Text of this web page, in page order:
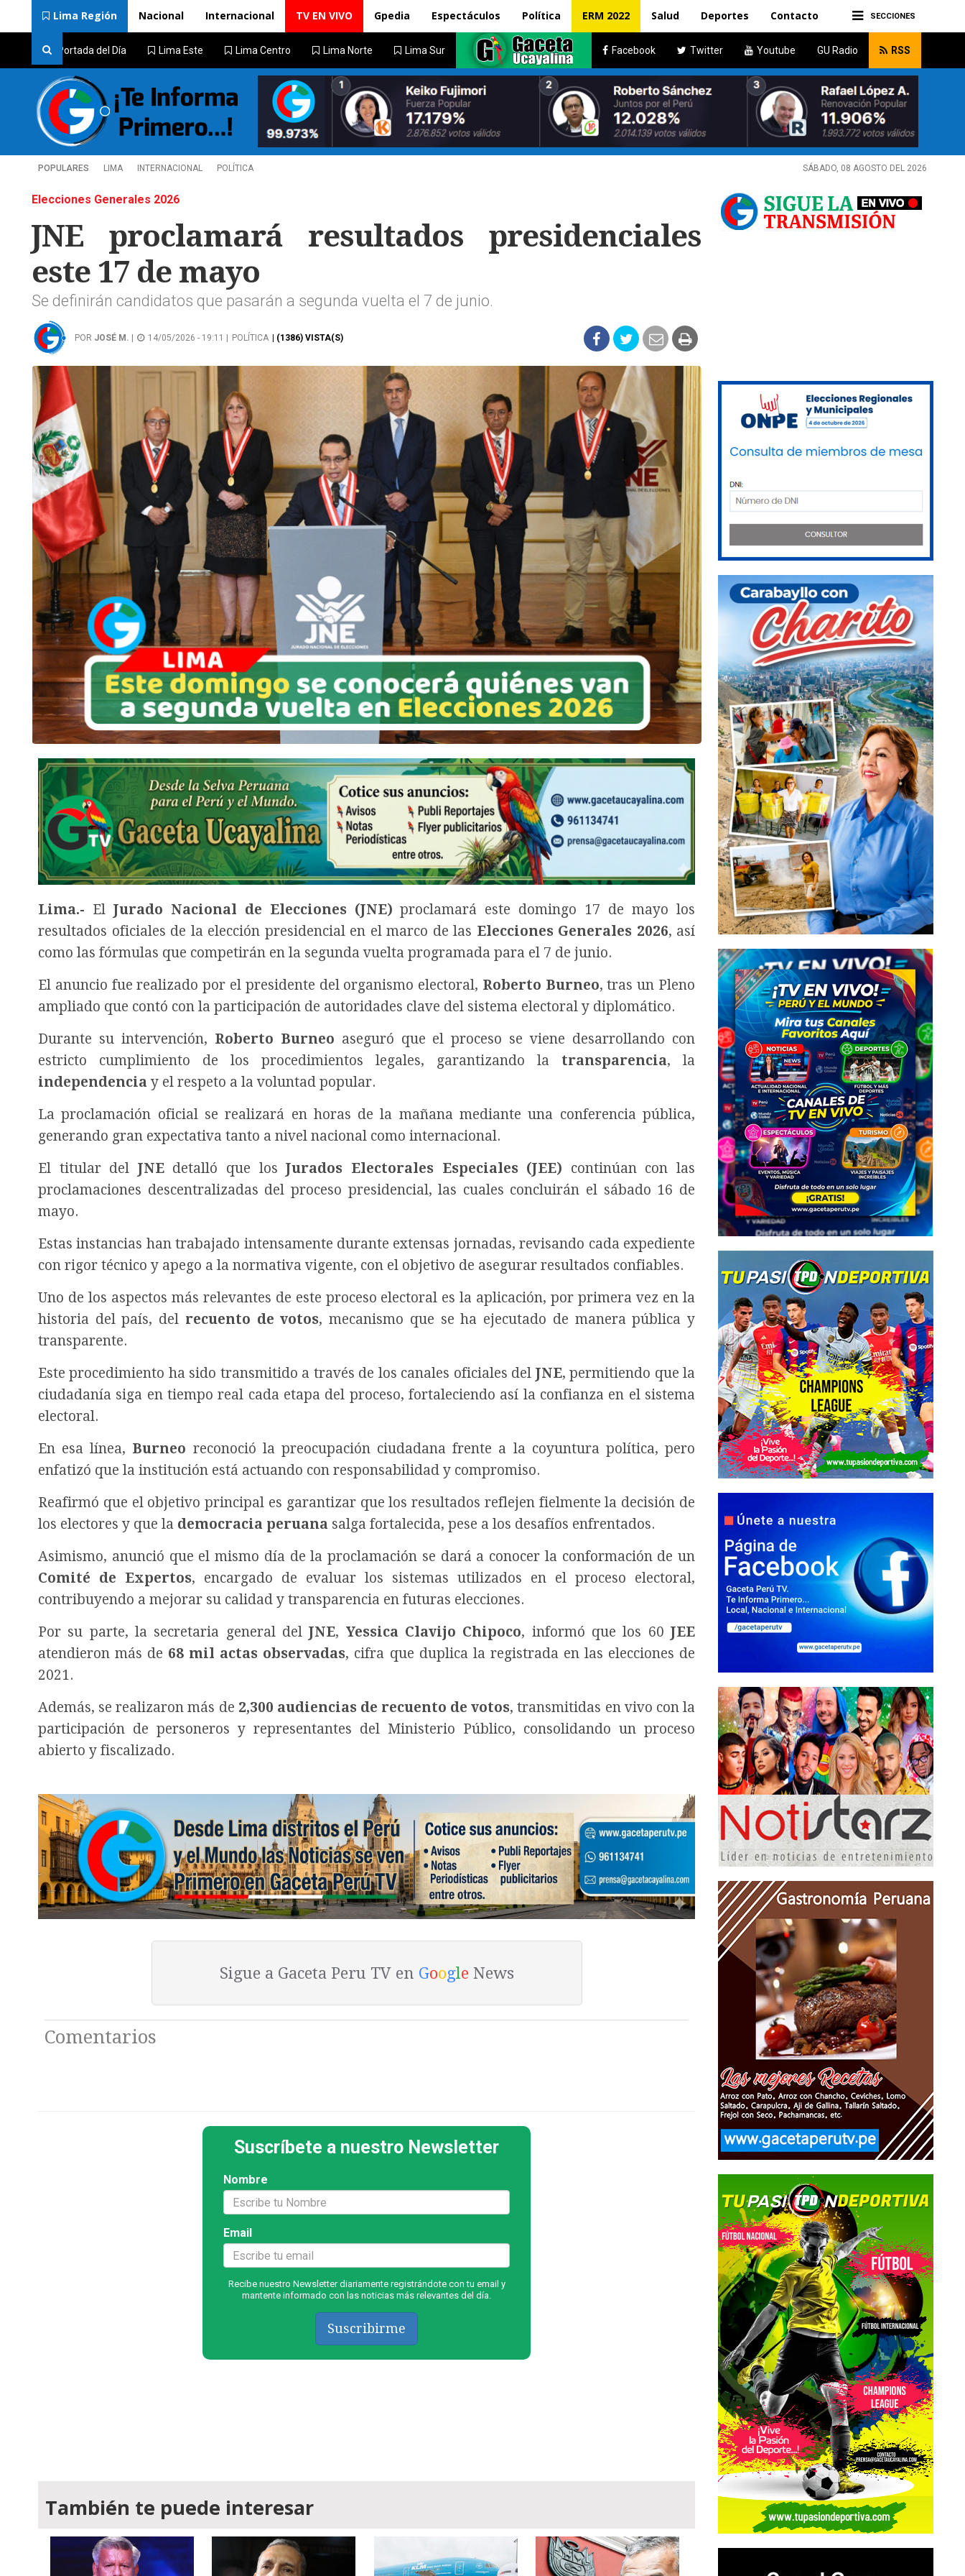
SECCIONES
Lima Región Nacional Internacional TV EN VIVO Gpedia Espectáculos Política ERM 2022 Salud Deportes Contacto
Portada del Día Lima Este Lima Centro Lima Norte Lima Sur Facebook Twitter Youtube GU Radio RSS
POPULARES LIMA INTERNACIONAL POLÍTICA SÁBADO, 08 AGOSTO DEL 2026
Elecciones Generales 2026
JNE proclamará resultados presidenciales
este 17 de mayo
Se definirán candidatos que pasarán a segunda vuelta el 7 de junio.
POR JOSÉ M. 14/05/2026 - 19:11 | POLÍTICA | (1386) VISTA(S)
Lima.- El Jurado Nacional de Elecciones (JNE) proclamará este domingo 17 de mayo los
resultados oficiales de la elección presidencial en el marco de las Elecciones Generales 2026, así
como las fórmulas que competirán en la segunda vuelta programada para el 7 de junio.
El anuncio fue realizado por el presidente del organismo electoral, Roberto Burneo, tras un Pleno
ampliado que contó con la participación de autoridades clave del sistema electoral y diplomático.
Durante su intervención, Roberto Burneo aseguró que el proceso se viene desarrollando con
estricto cumplimiento de los procedimientos legales, garantizando la transparencia, la
independencia y el respeto a la voluntad popular.
La proclamación oficial se realizará en horas de la mañana mediante una conferencia pública,
generando gran expectativa tanto a nivel nacional como internacional.
El titular del JNEdetalló que losJurados Electorales Especiales (JEE) continúan con las
proclamaciones descentralizadas del proceso presidencial, las cuales concluirán el sábado 16 de
mayo.
Estas instancias han trabajado intensamente durante extensas jornadas, revisando cada expediente
con rigor técnico y apego a la normativa vigente, con el objetivo de asegurar resultados confiables.
Uno de los aspectos más relevantes de este proceso electoral es la aplicación, por primera vez en la
historia del país, del recuento de votos, mecanismo que se ha ejecutado de manera pública y
transparente.
Este procedimiento ha sido transmitido a través de los canales oficiales del JNE, permitiendo que la
ciudadanía siga en tiempo real cada etapa del proceso, fortaleciendo así la confianza en el sistema
electoral.
En esa línea, Burneo reconoció la preocupación ciudadana frente a la coyuntura política, pero
enfatizó que la institución está actuando con responsabilidad y compromiso.
Reafirmó que el objetivo principal es garantizar que los resultados reflejen fielmente la decisión de
los electores y que la democracia peruana salga fortalecida, pese a los desafíos enfrentados.
Asimismo, anunció que el mismo día de la proclamación se dará a conocer la conformación de un
Comité de Expertos, encargado de evaluar los sistemas utilizados en el proceso electoral,
contribuyendo a mejorar su calidad y transparencia en futuras elecciones.
Por su parte, la secretaria general delJNE, Yessica Clavijo Chipoco, informó que los 60JEE
atendieron más de 68 mil actas observadas, cifra que duplica la registrada en las elecciones de
2021.
Además, se realizaron más de 2,300 audiencias de recuento de votos, transmitidas en vivo con la
participación de personeros y representantes del Ministerio Público, consolidando un proceso
abierto y fiscalizado.
Sigue a Gaceta Peru TV en GoogleNews
Comentarios
Suscríbete a nuestro Newsletter
Nombre
Email
Recibe nuestro Newsletter diariamente registrándote con tu email y
mantente informado con las noticias más relevantes del día.
Suscribirme
También te puede interesar